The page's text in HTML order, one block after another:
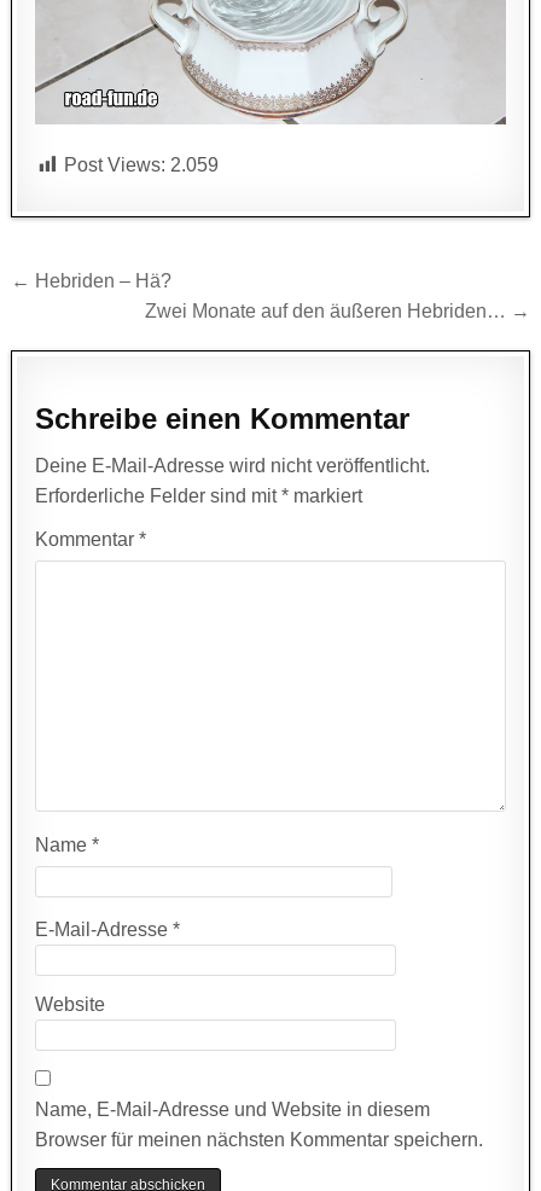
Post Views: 2.059
Beitragsnavigation
← Hebriden – Hä?
Zwei Monate auf den äußeren Hebriden… →
Schreibe einen Kommentar
Deine E-Mail-Adresse wird nicht veröffentlicht.
Erforderliche Felder sind mit* markiert
Kommentar*
Name*
E-Mail-Adresse*
Website
Name, E-Mail-Adresse und Website in diesem
Browser für meinen nächsten Kommentar speichern.